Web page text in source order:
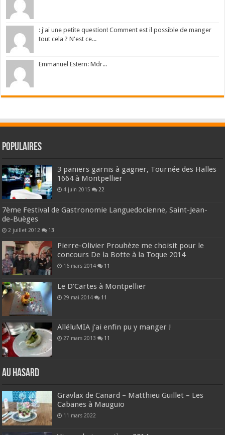
: j'ai une petite question! Comment est il possible de manger
tout cela ? N'est ce...
Emmanuel Estern: Mdr...
Populaires
3 paniers garnis à gagner, Tournée des Halles
1664 à Montpellier
4 juin 2015 22
7ème Festival de Gastronomie Languedocienne, Saint-Jean-
de-Buèges
2 juillet 2012 13
Pierre-Olivier Prouhèze me choisit pour le
concours De la Botte à la Toque 2014
16 mars 2014 11
Le D’Cartes à Montpellier
29 mai 2014 11
AlléluMIA j’ai enfin pu y manger !
27 mars 2013 11
Au hasard
Gravlax de Canard – Matthieu Guillet – Les
Cabanes à Mauguio
11 mars 2022